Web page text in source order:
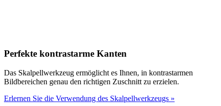
Perfekte kontrastarme Kanten
Das Skalpellwerkzeug ermöglicht es Ihnen, in kontrastarmen
Bildbereichen genau den richtigen Zuschnitt zu erzielen.
Erlernen Sie die Verwendung des Skalpellwerkzeugs »